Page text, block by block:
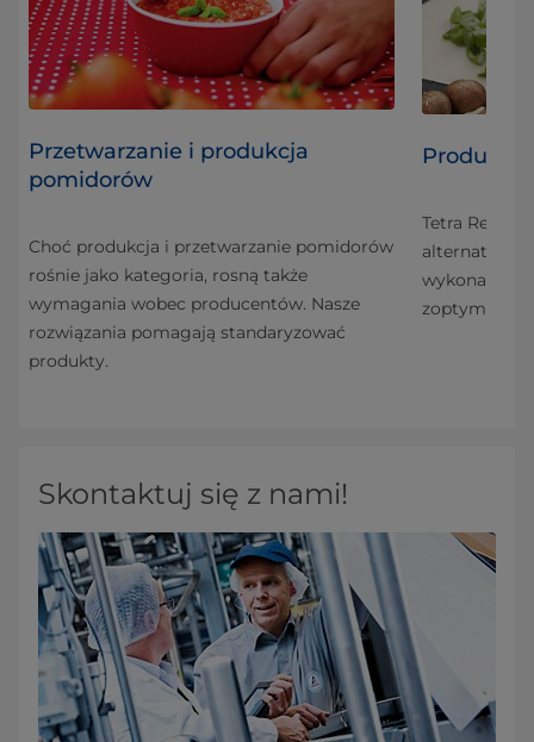
Przetwarzanie i produkcja
pomidorów
Choć produkcja i przetwarzanie pomidorów
rośnie jako kategoria, rosną także
wymagania wobec producentów. Nasze
rozwiązania pomagają standaryzować
produkty.
Tetra Recart
alternatywa
wykonana z
Skontaktuj się z nami!